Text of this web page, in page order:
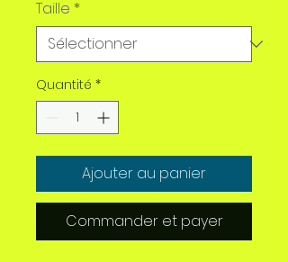
Taille *
Quantité *
Ajouter au panier
Commander et payer